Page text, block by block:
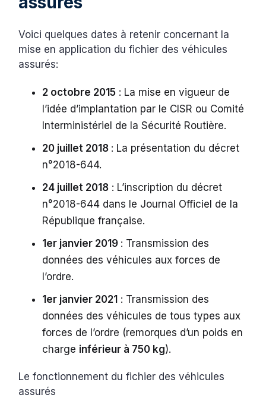
Voici quelques dates à retenir concernant la
mise en application du fichier des véhicules
assurés:
2 octobre 2015 : La mise en vigueur de
l’idée d’implantation par le CISR ou Comité
Interministériel de la Sécurité Routière.
20 juillet 2018 : La présentation du décret
n°2018-644.
24 juillet 2018 : L’inscription du décret
n°2018-644 dans le Journal Officiel de la
République française.
1er janvier 2019 : Transmission des
données des véhicules aux forces de
l’ordre.
1er janvier 2021 : Transmission des
données des véhicules de tous types aux
forces de l’ordre (remorques d’un poids en
charge inférieur à 750 kg).
Le fonctionnement du fichier des véhicules
assurés